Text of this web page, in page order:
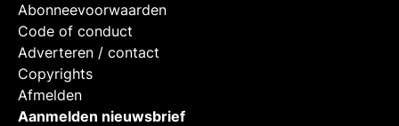
Abonneevoorwaarden
Code of conduct
Adverteren / contact
Copyrights
Afmelden
Aanmelden nieuwsbrief